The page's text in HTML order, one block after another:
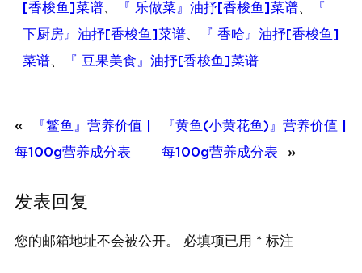
[香梭鱼]菜谱、 『 乐做菜』油抒[香梭鱼]菜谱、
『
下厨房』油抒[香梭鱼]菜谱、
『 香哈』油抒[香梭鱼]
菜谱、 『 豆果美食』油抒[香梭鱼]菜谱
«
『鳘鱼』营养价值 |
每100g营养成分表
『黄鱼(小黄花鱼)』营养价值 |
每100g营养成分表
»
发表回复
您的邮箱地址不会被公开。 必填项已用 * 标注